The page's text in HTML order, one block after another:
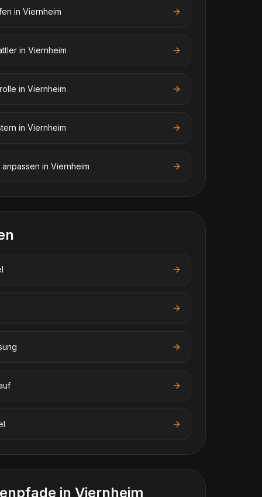
in Viernheim
in Viernheim
in Viernheim
in Viernheim
in Viernheim
in Viernheim